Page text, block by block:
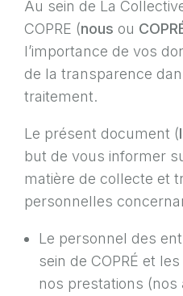
Au sein de La
COPRE (nous ou
l’importance de vos
de la transparence
traitement.
Le présent document (
but de vous informer
matière de collecte et
personnelles
Le personnel des
sein de COPRÉ et
nos prestations (nos